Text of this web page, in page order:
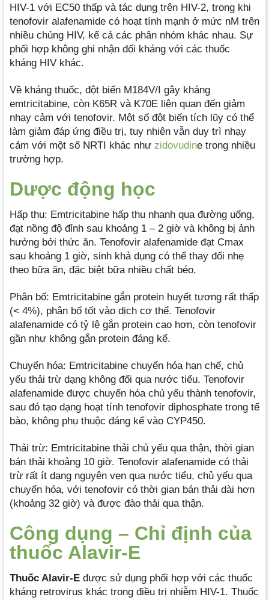
HIV-1 với EC50 thấp và tác dụng trên HIV-2, trong khi
tenofovir alafenamide có hoạt tính mạnh ở mức nM trên
nhiều chủng HIV, kể cả các phân nhóm khác nhau. Sự
phối hợp không ghi nhận đối kháng với các thuốc
kháng HIV khác.
Về kháng thuốc, đột biến M184V/I gây kháng
emtricitabine, còn K65R và K70E liên quan đến giảm
nhạy cảm với tenofovir. Một số đột biến tích lũy có thể
làm giảm đáp ứng điều trị, tuy nhiên vẫn duy trì nhạy
cảm với một số NRTI khác như zidovudine trong nhiều
trường hợp.
Dược động học
Hấp thu: Emtricitabine hấp thu nhanh qua đường uống,
đạt nồng độ đỉnh sau khoảng 1 – 2 giờ và không bị ảnh
hưởng bởi thức ăn. Tenofovir alafenamide đạt Cmax
sau khoảng 1 giờ, sinh khả dụng có thể thay đổi nhẹ
theo bữa ăn, đặc biệt bữa nhiều chất béo.
Phân bố: Emtricitabine gắn protein huyết tương rất thấp
(< 4%), phân bố tốt vào dịch cơ thể. Tenofovir
alafenamide có tỷ lệ gắn protein cao hơn, còn tenofovir
gần như không gắn protein đáng kể.
Chuyển hóa: Emtricitabine chuyển hóa hạn chế, chủ
yếu thải trừ dạng không đổi qua nước tiểu. Tenofovir
alafenamide được chuyển hóa chủ yếu thành tenofovir,
sau đó tạo dạng hoạt tính tenofovir diphosphate trong tế
bào, không phụ thuộc đáng kể vào CYP450.
Thải trừ: Emtricitabine thải chủ yếu qua thận, thời gian
bán thải khoảng 10 giờ. Tenofovir alafenamide có thải
trừ rất ít dạng nguyên vẹn qua nước tiểu, chủ yếu qua
chuyển hóa, với tenofovir có thời gian bán thải dài hơn
(khoảng 32 giờ) và được đào thải qua thận.
Công dụng – Chỉ định của
thuốc Alavir-E
Thuốc Alavir-E được sử dụng phối hợp với các thuốc
kháng retrovirus khác trong điều trị nhiễm HIV-1. Thuốc